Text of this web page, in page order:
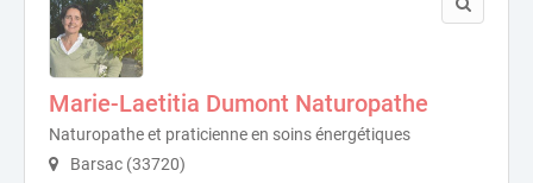
Marie-Laetitia Dumont Naturopathe
Naturopathe et praticienne en soins énergétiques
Barsac (33720)